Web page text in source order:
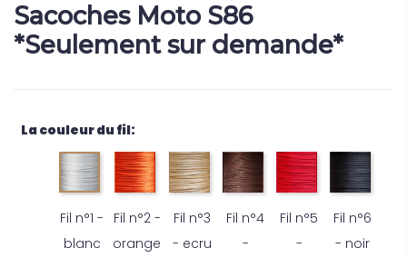
Sacoches Moto S86
*Seulement sur demande*
La couleur du fil:
Fil n°1 -
blanc
Fil n°2 -
orange
Fil n°3
- ecru
Fil n°4
-
Fil n°5
-
Fil n°6
- noir